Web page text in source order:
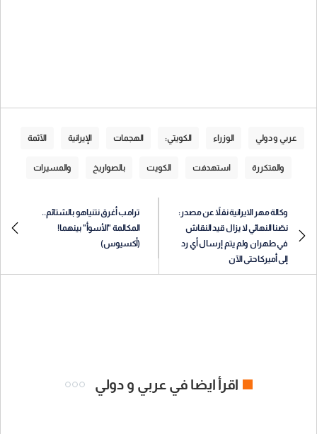
عربي و دولي الوزراء الكويتي: الهجمات الإيرانية الآثمة
والمتكررة استهدفت الكويت بالصواريخ والمسيرات
وكالة مهر الايرانية نقلاً عن مصدر:
نصّنا النهائي لا يزال قيد النقاش
في طهران ولم يتم إرسال أي رد
إلى أميركا حتى الآن
ترامب أغرق نتنياهو بالشتائم..
المكالمة "الأسوأ" بينهما!
(أكسيوس)
اقرأ ايضا في عربي و دولي